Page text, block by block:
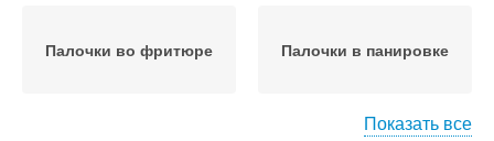
Палочки во фритюре Палочки в панировке
Показать все